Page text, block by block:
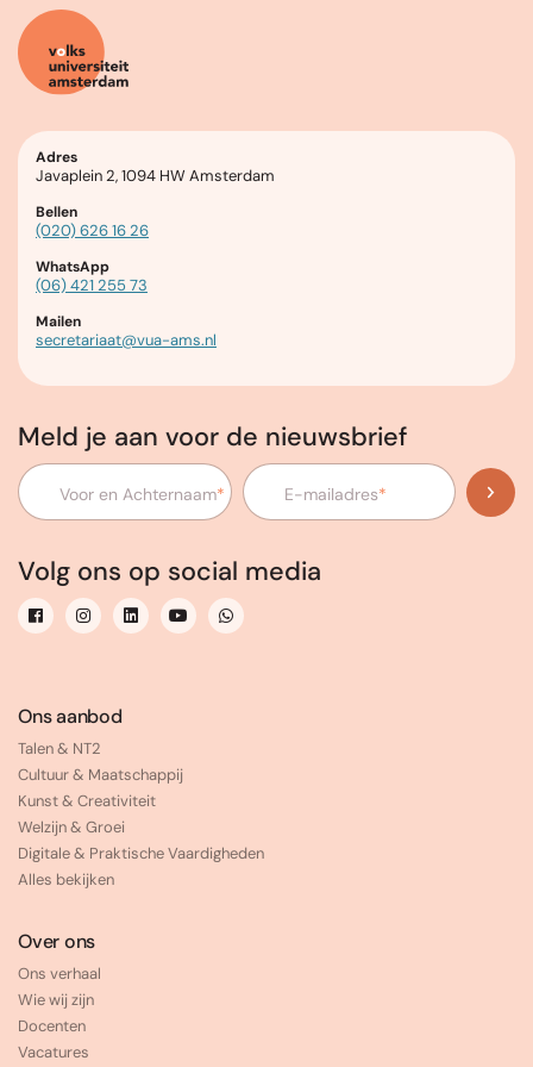
Adres
Javaplein 2, 1094 HW Amsterdam
Bellen
(020) 626 16 26
WhatsApp
(06) 421 255 73
Mailen
secretariaat@vua-ams.nl
Meld je aan voor de nieuwsbrief
Voor en Achternaam* E-mailadres*
Volg ons op social media
Ons aanbod
Talen & NT2
Cultuur & Maatschappij
Kunst & Creativiteit
Welzijn & Groei
Digitale & Praktische Vaardigheden
Alles bekijken
Over ons
Ons verhaal
Wie wij zijn
Docenten
Vacatures